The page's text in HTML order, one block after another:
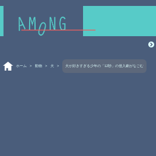
ホーム > 動物 > 犬 > 犬が好きすぎる少年の「12秒」の侵入劇がなごむ